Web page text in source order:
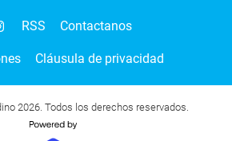
RSS Contactanos
Cláusula de privacidad
2026. Todos los derechos reservados.